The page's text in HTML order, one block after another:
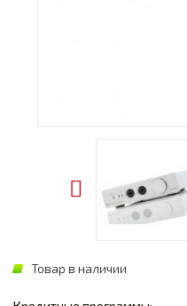
Товар в наличии